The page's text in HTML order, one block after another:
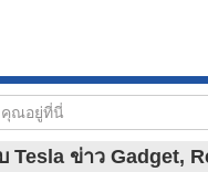
คุณอยู่ที่นี่
Tesla ข่าว Gadget,